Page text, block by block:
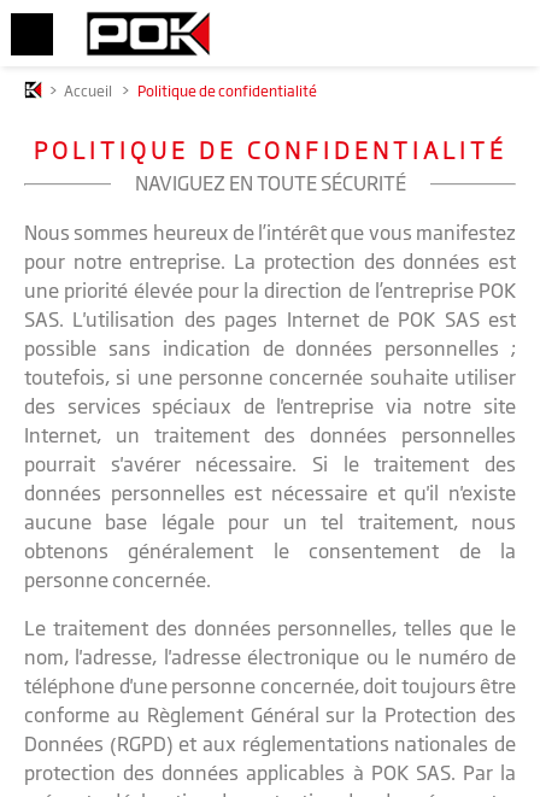
> Accueil > Politique de confidentialité
POLITIQUE DE CONFIDENTIALITÉ
NAVIGUEZ EN TOUTE SÉCURITÉ
Nous sommes heureux de l’intérêt que vous manifestez
pour notre entreprise. La protection des données est
une priorité élevée pour la direction de l’entreprise POK
SAS. L'utilisation des pages Internet de POK SAS est
possible sans indication de données personnelles ;
toutefois, si une personne concernée souhaite utiliser
des services spéciaux de l'entreprise via notre site
Internet, un traitement des données personnelles
pourrait s'avérer nécessaire. Si le traitement des
données personnelles est nécessaire et qu'il n'existe
aucune base légale pour un tel traitement, nous
obtenons généralement le consentement de la
personne concernée.
Le traitement des données personnelles, telles que le
nom, l'adresse, l'adresse électronique ou le numéro de
téléphone d'une personne concernée, doit toujours être
conforme au Règlement Général sur la Protection des
Données (RGPD) et aux réglementations nationales de
protection des données applicables à POK SAS. Par la